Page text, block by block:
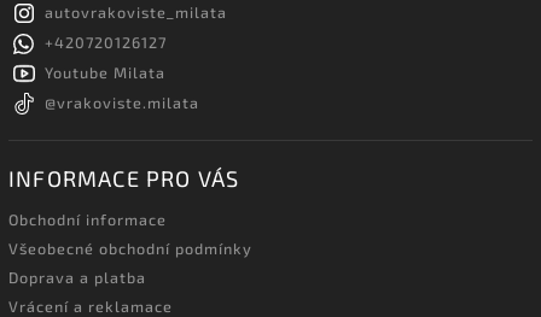
autovrakoviste_milata
+420720126127
Youtube Milata
@vrakoviste.milata
INFORMACE PRO VÁS
Obchodní informace
Všeobecné obchodní podmínky
Doprava a platba
Vrácení a reklamace